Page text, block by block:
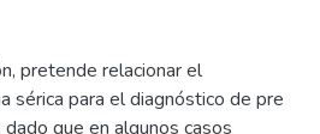
pretende relacionar el
sérica para el diagnóstico de pre
que en algunos casos